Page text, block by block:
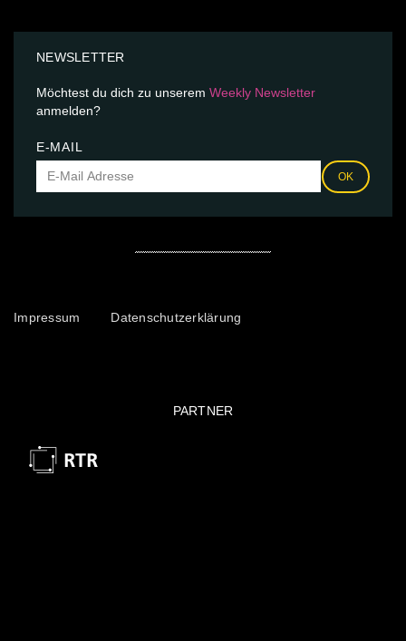
NEWSLETTER
Möchtest du dich zu unserem Weekly Newsletter
anmelden?
E-MAIL
OK
Impressum Datenschutzerklärung
PARTNER